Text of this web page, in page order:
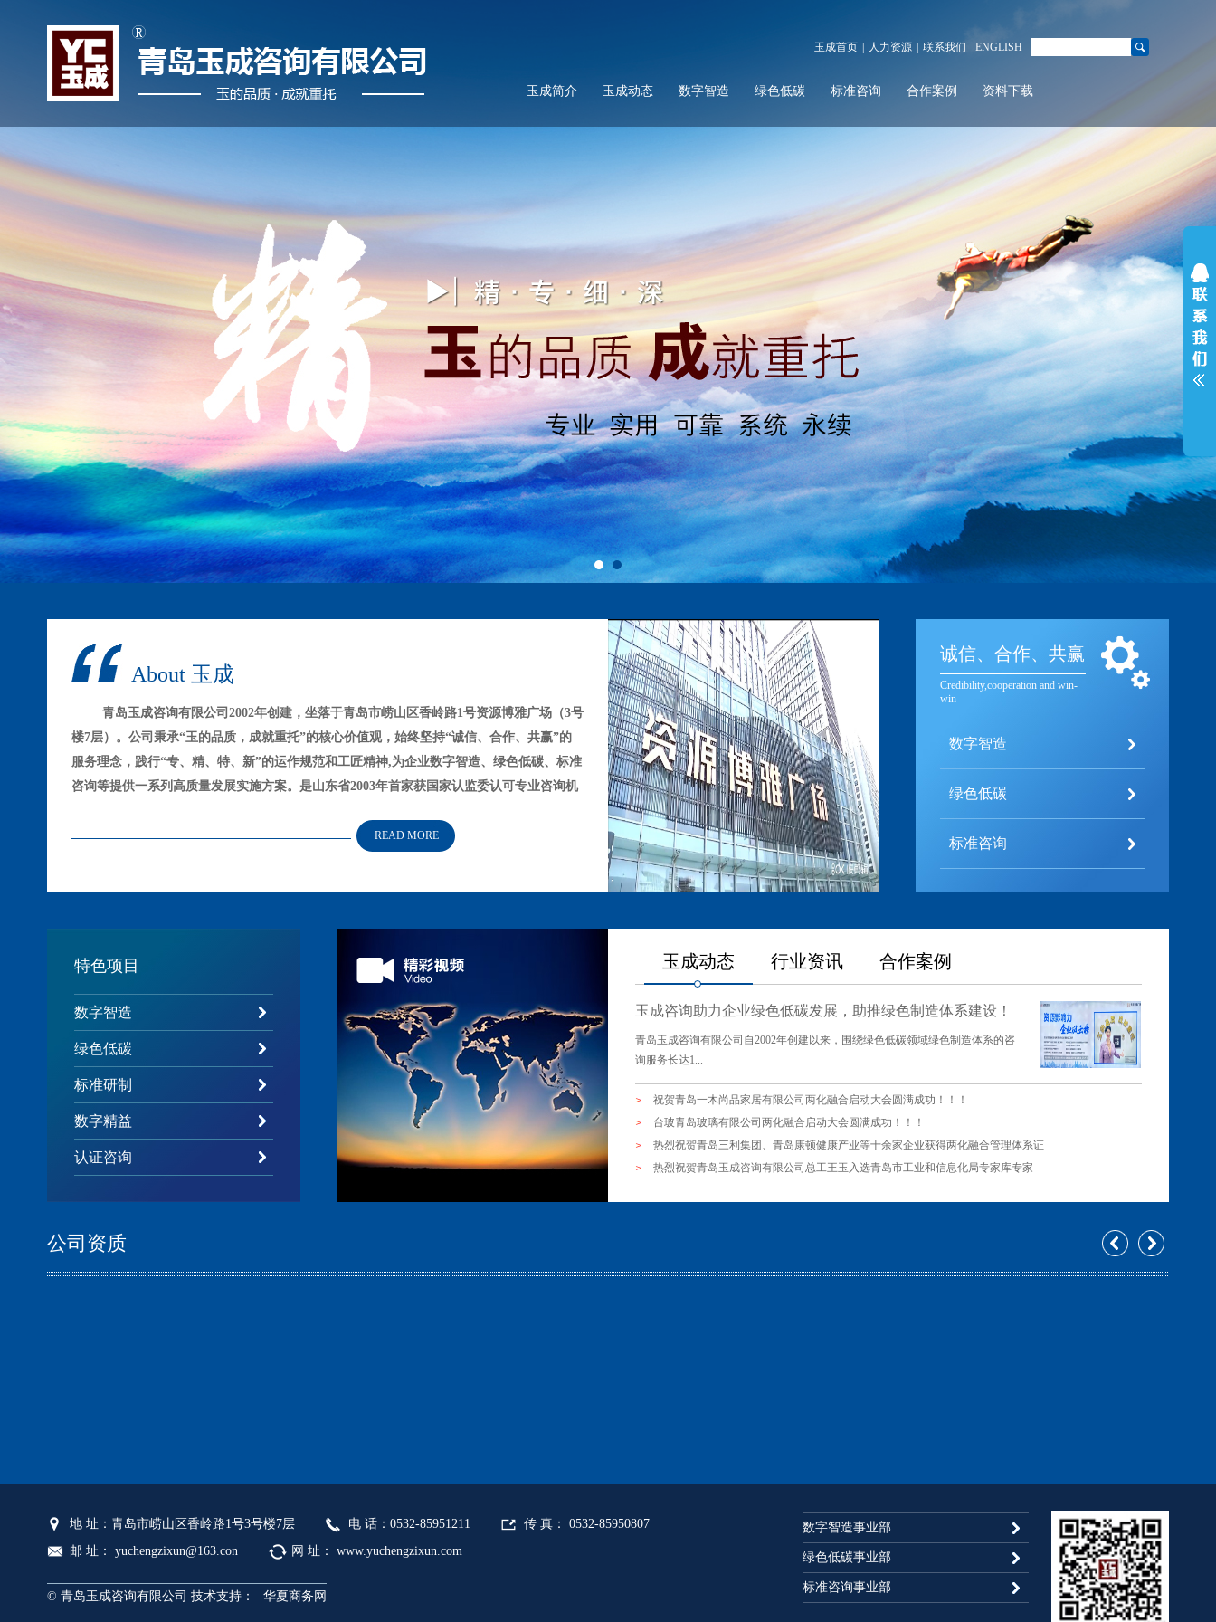
玉成首页 人力资源 联系我们 ENGLISH
玉成简介 玉成动态 数字智造 绿色低碳 标准咨询 合作案例 资料下载
About 玉成
青岛玉成咨询有限公司2002年创建 ，坐落于青岛市崂山区香岭路1号资源博雅广场（3号
楼7层）。公司 秉承“玉的品质，成就重托”的核心价值观，始终坚持“诚信、合作、共赢”的
服务理念，践行“专、精、 特、 新”的运作规范和工匠精神,为企业数字智造、绿色低碳、标准
咨询等提供一系列高质量发展实施方案。是山东省2003年首家获国家认监委认可专业咨询机
届获“智能制造优秀服务商”等殊荣，是中国通信工业协会副理事长单位。拥有国家级两化融
READ MORE
诚信、合作、共赢
Credibility,cooperation and win-
win
数字智造
绿色低碳
标准咨询
特色项目
数字智造
绿色低碳
标准研制
数字精益
认证咨询
玉成动态 行业资讯 合作案例
玉成咨询助力企业绿色低碳发展，助推绿色制造体系建设！
青岛玉成咨询有限公司自2002年创建以来，围绕绿色低碳领域绿色制造体系的咨
询服务长达1...
资源影响力.企业风云榜—本期走进青岛玉成咨询有限公司！
数促会秘书处走访青岛玉成咨询
热烈祝贺山东英吉多健康产业有限公司两化融合体系贯标启动大会圆满成功
青岛玉成咨询有限公司乔迁之喜
2021年玉成公司最新业务介绍
热烈祝贺我司在国家工信部中国两化融合排名中成功率100%
祝贺青岛一木尚品家居有限公司两化融合启动大会圆满成功！！！
台玻青岛玻璃有限公司两化融合启动大会圆满成功！！！
热烈祝贺青岛玉成咨询有限公司总工王玉入选青岛市工业和信息化局专家库专家
青岛玉成咨询有限公司最新招聘信息
祝贺“玉成咨询新春团拜会”获圆满成功
青岛玉成咨询有限公司荣获中国智能制造百人会“智能制造优秀服务机构”殊荣
祝贺海益宝-清华大学风险投资班同学暨趋势投资联谊会圆满成功
公司资质
地 址：青岛市崂山区香岭路1号3号楼7层 电 话：0532-85951211
传 真： 0532-85950807
邮 址： yuchengzixun@163.con
网 址： www.yuchengzixun.com
© 青岛玉成咨询有限公司 技术支持： 华夏商务网
数字智造事业部
绿色低碳事业部
标准咨询事业部